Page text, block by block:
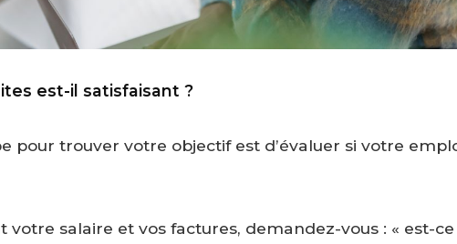
est-il satisfaisant ?
pour trouver votre objectif est d’évaluer si votre
votre salaire et vos factures, demandez-vous : « est-ce